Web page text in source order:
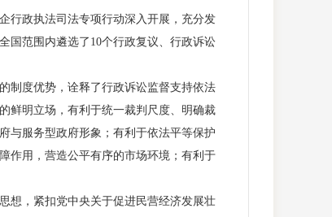
政执法司法专项行动深入开展，充分发
国范围内遴选了10个行政复议、行政诉讼
制度优势，诠释了行政诉讼监督支持依法
鲜明立场，有利于统一裁判尺度、明确裁
与服务型政府形象；有利于依法平等保护
作用，营造公平有序的市场环境；有利于
，紧扣党中央关于促进民营经济发展壮